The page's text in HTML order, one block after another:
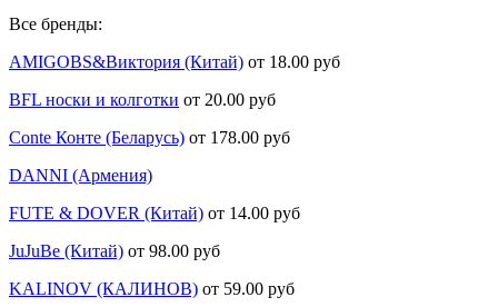
Все бренды:
AMIGOBS&Виктория (Китай) от 18.00 руб
BFL носки и колготки от 20.00 руб
Conte Конте (Беларусь) от 178.00 руб
DANNI (Армения)
FUTE & DOVER (Китай) от 14.00 руб
JuJuBe (Китай) от 98.00 руб
KALINOV (КАЛИНОВ) от 59.00 руб